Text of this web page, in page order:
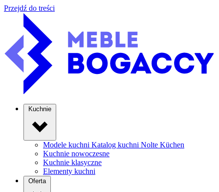
Przejdź do treści
Modele kuchni Katalog kuchni Nolte Küchen
Kuchnie nowoczesne
Kuchnie klasyczne
Elementy kuchni
Oferta